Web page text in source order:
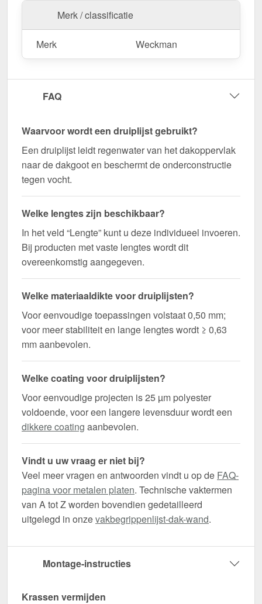
Bestel nu Druiplijst | 8 x 3 cm | 100° bestellen –
Op maat gemaakt voor uw project & snel
geleverd!
Duurzaam, weerbestendig, op maat gemaakt - bestel
Wegens maatwerk / customisatie van herroepingsrecht uitgezonderd
Merk / classificatie
Merk Weckman
FAQ
Waarvoor wordt een druiplijst gebruikt?
Een druiplijst leidt regenwater van het dakoppervlak
naar de dakgoot en beschermt de onderconstructie
tegen vocht.
Welke lengtes zijn beschikbaar?
In het veld “Lengte” kunt u deze individueel invoeren.
Bij producten met vaste lengtes wordt dit
overeenkomstig aangegeven.
Welke materiaaldikte voor druiplijsten?
Voor eenvoudige toepassingen volstaat 0,50 mm;
voor meer stabiliteit en lange lengtes wordt ≥ 0,63
mm aanbevolen.
Welke coating voor druiplijsten?
Voor eenvoudige projecten is 25 µm polyester
voldoende, voor een langere levensduur wordt een
dikkere coating aanbevolen.
Vindt u uw vraag er niet bij?
Veel meer vragen en antwoorden vindt u op de FAQ-
pagina voor metalen platen. Technische vaktermen
van A tot Z worden bovendien gedetailleerd
uitgelegd in onzevakbegrippenlijst-dak-wand.
Montage-instructies
Krassen vermijden